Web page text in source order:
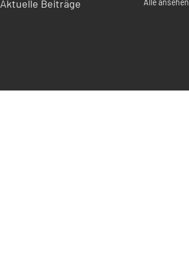
Aktuelle Beiträge Alle ansehen